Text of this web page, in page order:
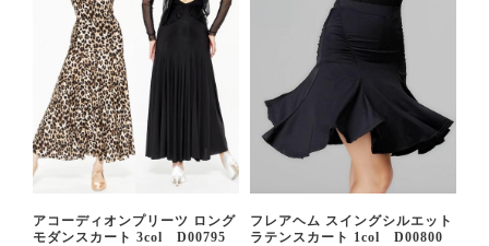
アコーディオンプリーツ ロング
モダンスカート 3col D00795
フレアヘム スイングシルエット
ラテンスカート 1col D00800